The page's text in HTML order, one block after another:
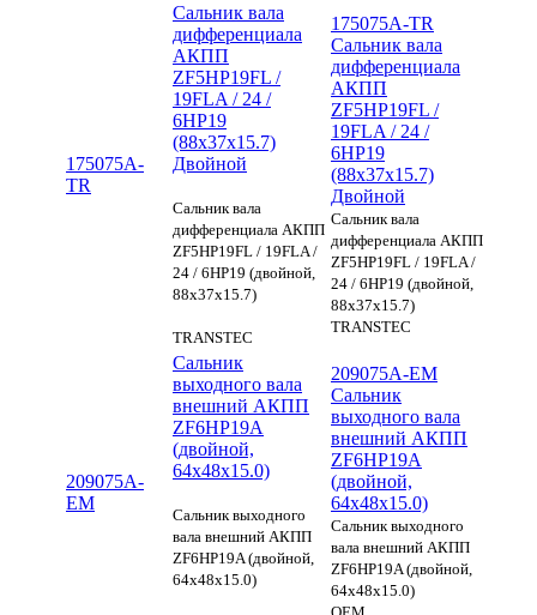
175075A-
TR
Сальник вала
дифференциала
АКПП
ZF5HP19FL /
19FLA / 24 /
6HP19
(88x37x15.7)
Двойной
Сальник вала
дифференциала АКПП
ZF5HP19FL / 19FLA /
24 / 6HP19 (двойной,
88x37x15.7)
TRANSTEC
175075A-TR
Сальник вала
дифференциала
АКПП
ZF5HP19FL /
19FLA / 24 /
6HP19
(88x37x15.7)
Двойной
Сальник вала
дифференциала АКПП
ZF5HP19FL / 19FLA /
24 / 6HP19 (двойной,
88x37x15.7)
TRANSTEC
209075A-
EM
Сальник
выходного вала
внешний АКПП
ZF6HP19A
(двойной,
64x48x15.0)
Сальник выходного
вала внешний АКПП
ZF6HP19A (двойной,
64x48x15.0)
209075A-EM
Сальник
выходного вала
внешний АКПП
ZF6HP19A
(двойной,
64x48x15.0)
Сальник выходного
вала внешний АКПП
ZF6HP19A (двойной,
64x48x15.0)